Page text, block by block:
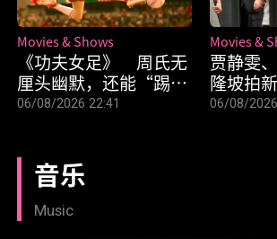
《功夫女足》 周氏无
厘头幽默，还能“踢”
中我们的笑点吗？
Movies & Shows
06/08/2026 22:41
贾静雯
隆坡拍
引路人
Movies &
06/08/
音乐
Music